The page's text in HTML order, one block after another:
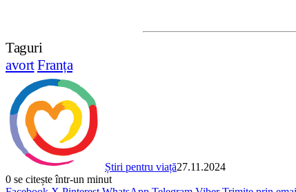
Taguri
avortFranța
Știri pentru viață27.11.2024
0 se citește într-un minut